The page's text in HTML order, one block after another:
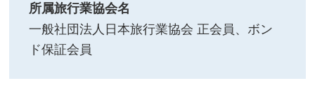
所属旅行業協会名
一般社団法人日本旅行業協会 正会員、ボン
ド保証会員